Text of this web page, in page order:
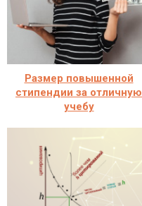
Размер повышенной
стипендии за отличную
учебу